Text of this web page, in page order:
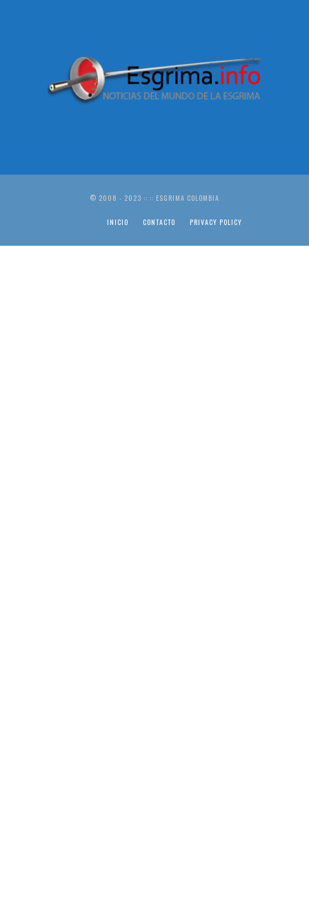
© 2008 - 2023 :: :: ESGRIMA COLOMBIA
INICIO CONTACTO PRIVACY POLICY